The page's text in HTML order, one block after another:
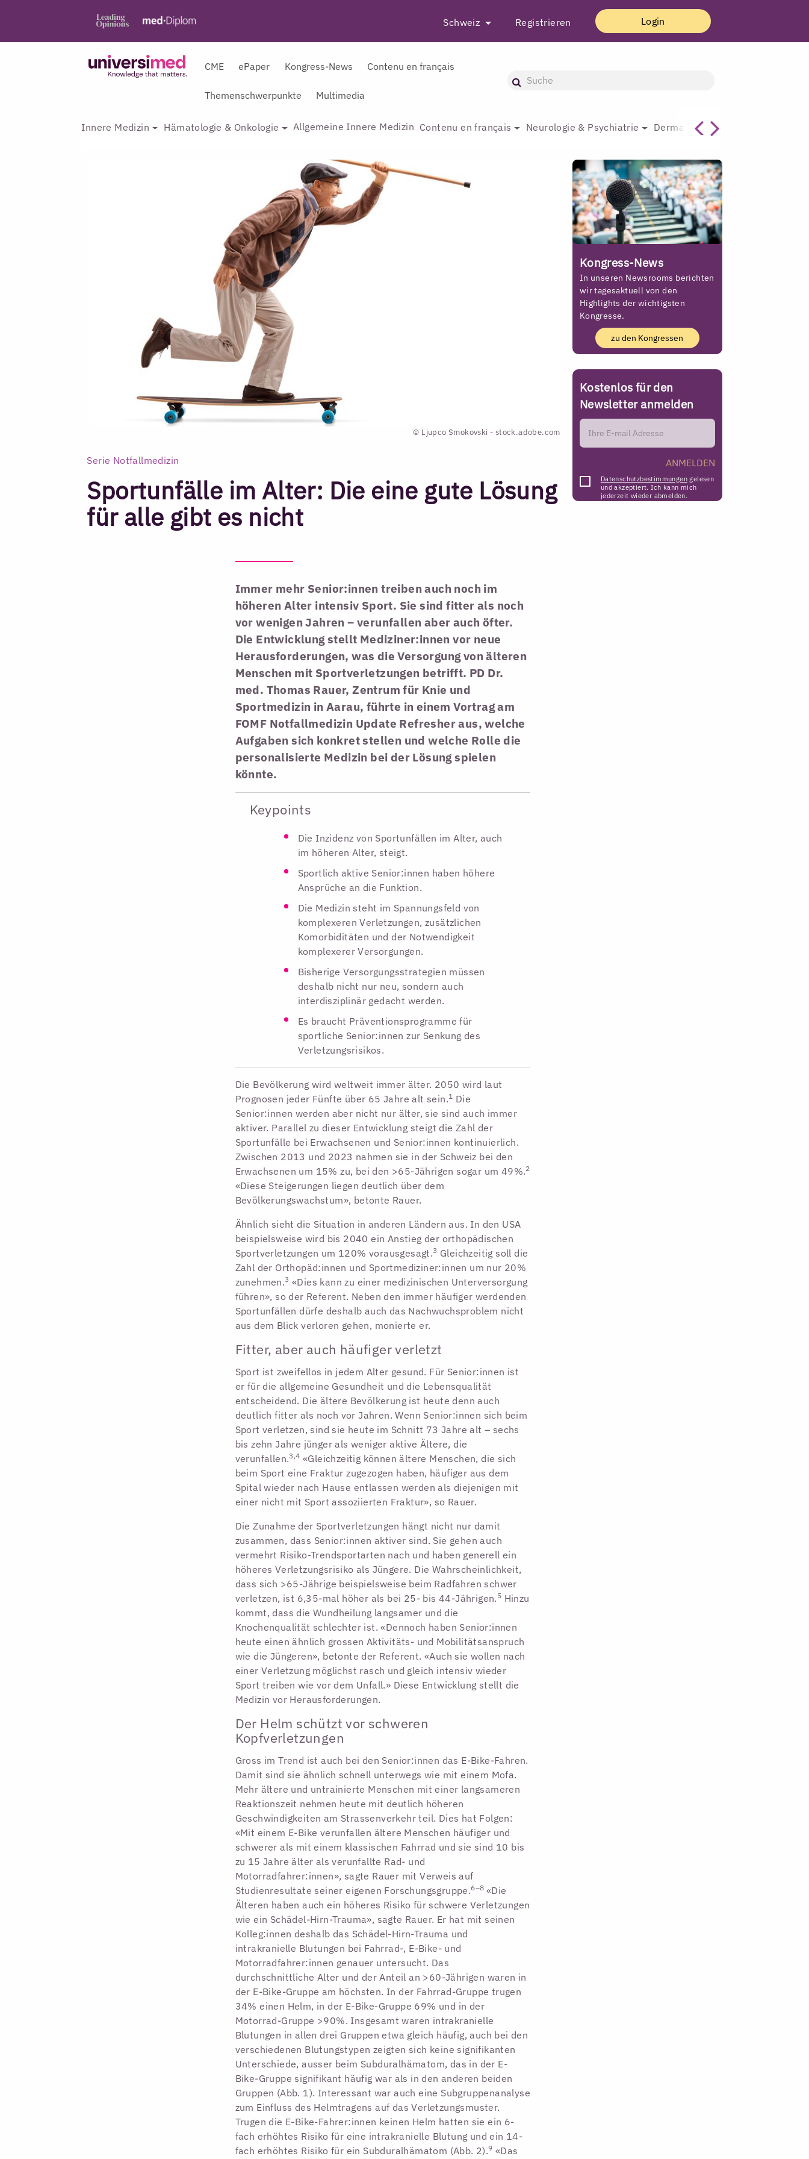
Schweiz Registrieren Login
CME ePaper Kongress-News Contenu en français
Themenschwerpunkte Multimedia
Innere Medizin Hämatologie & Onkologie Allgemeine Innere Medizin Contenu en français Neurologie & Psychiatrie Dermatologie & Plastische
© Ljupco Smokovski - stock.adobe.com
Serie Notfallmedizin
Sportunfälle im Alter: Die eine gute Lösung
für alle gibt es nicht
Immer mehr Senior:innen treiben auch noch im
höheren Alter intensiv Sport. Sie sind fitter als noch
vor wenigen Jahren – verunfallen aber auch öfter.
Die Entwicklung stellt Mediziner:innen vor neue
Herausforderungen, was die Versorgung von älteren
Menschen mit Sportverletzungen betrifft. PD Dr.
med. Thomas Rauer, Zentrum für Knie und
Sportmedizin in Aarau, führte in einem Vortrag am
FOMF Notfallmedizin Update Refresher aus, welche
Aufgaben sich konkret stellen und welche Rolle die
personalisierte Medizin bei der Lösung spielen
könnte.
Keypoints
Die Inzidenz von Sportunfällen im Alter, auch
im höheren Alter, steigt.
Sportlich aktive Senior:innen haben höhere
Ansprüche an die Funktion.
Die Medizin steht im Spannungsfeld von
komplexeren Verletzungen, zusätzlichen
Komorbiditäten und der Notwendigkeit
komplexerer Versorgungen.
Bisherige Versorgungsstrategien müssen
deshalb nicht nur neu, sondern auch
interdisziplinär gedacht werden.
Es braucht Präventionsprogramme für
sportliche Senior:innen zur Senkung des
Verletzungsrisikos.
Die Bevölkerung wird weltweit immer älter. 2050 wird laut
Prognosen jeder Fünfte über 65 Jahre alt sein.1 Die
Senior:innen werden aber nicht nur älter, sie sind auch immer
aktiver. Parallel zu dieser Entwicklung steigt die Zahl der
Sportunfälle bei Erwachsenen und Senior:innen kontinuierlich.
Zwischen 2013 und 2023 nahmen sie in der Schweiz bei den
Erwachsenen um 15% zu, bei den >65-Jährigen sogar um 49%.2
«Diese Steigerungen liegen deutlich über dem
Bevölkerungswachstum», betonte Rauer.
Ähnlich sieht die Situation in anderen Ländern aus. In den USA
beispielsweise wird bis 2040 ein Anstieg der orthopädischen
Sportverletzungen um 120% vorausgesagt.3 Gleichzeitig soll die
Zahl der Orthopäd:innen und Sportmediziner:innen um nur 20%
zunehmen.3 «Dies kann zu einer medizinischen Unterversorgung
führen», so der Referent. Neben den immer häufiger werdenden
Sportunfällen dürfe deshalb auch das Nachwuchsproblem nicht
aus dem Blick verloren gehen, monierte er.
Fitter, aber auch häufiger verletzt
Sport ist zweifellos in jedem Alter gesund. Für Senior:innen ist
er für die allgemeine Gesundheit und die Lebensqualität
entscheidend. Die ältere Bevölkerung ist heute denn auch
deutlich fitter als noch vor Jahren. Wenn Senior:innen sich beim
Sport verletzen, sind sie heute im Schnitt 73 Jahre alt – sechs
bis zehn Jahre jünger als weniger aktive Ältere, die
verunfallen.3,4 «Gleichzeitig können ältere Menschen, die sich
beim Sport eine Fraktur zugezogen haben, häufiger aus dem
Spital wieder nach Hause entlassen werden als diejenigen mit
einer nicht mit Sport assoziierten Fraktur», so Rauer.
Die Zunahme der Sportverletzungen hängt nicht nur damit
zusammen, dass Senior:innen aktiver sind. Sie gehen auch
vermehrt Risiko-Trendsportarten nach und haben generell ein
höheres Verletzungsrisiko als Jüngere. Die Wahrscheinlichkeit,
dass sich >65-Jährige beispielsweise beim Radfahren schwer
verletzen, ist 6,35-mal höher als bei 25- bis 44-Jährigen. 5 Hinzu
kommt, dass die Wundheilung langsamer und die
Knochenqualität schlechter ist. «Dennoch haben Senior:innen
heute einen ähnlich grossen Aktivitäts- und Mobilitätsanspruch
wie die Jüngeren», betonte der Referent. «Auch sie wollen nach
einer Verletzung möglichst rasch und gleich intensiv wieder
Sport treiben wie vor dem Unfall.» Diese Entwicklung stellt die
Medizin vor Herausforderungen.
Der Helm schützt vor schweren
Kopfverletzungen
Gross im Trend ist auch bei den Senior:innen das E-Bike-Fahren.
Damit sind sie ähnlich schnell unterwegs wie mit einem Mofa.
Mehr ältere und untrainierte Menschen mit einer langsameren
Reaktionszeit nehmen heute mit deutlich höheren
Geschwindigkeiten am Strassenverkehr teil. Dies hat Folgen:
«Mit einem E-Bike verunfallen ältere Menschen häufiger und
schwerer als mit einem klassischen Fahrrad und sie sind 10 bis
zu 15 Jahre älter als verunfallte Rad- und
Motorradfahrer:innen», sagte Rauer mit Verweis auf
Studienresultate seiner eigenen Forschungsgruppe.6–8 «Die
Älteren haben auch ein höheres Risiko für schwere Verletzungen
wie ein Schädel-Hirn-Trauma», sagte Rauer. Er hat mit seinen
Kolleg:innen deshalb das Schädel-Hirn-Trauma und
intrakranielle Blutungen bei Fahrrad-, E-Bike- und
Motorradfahrer:innen genauer untersucht. Das
durchschnittliche Alter und der Anteil an >60-Jährigen waren in
der E-Bike-Gruppe am höchsten. In der Fahrrad-Gruppe trugen
34% einen Helm, in der E-Bike-Gruppe 69% und in der
Motorrad-Gruppe >90%. Insgesamt waren intrakranielle
Blutungen in allen drei Gruppen etwa gleich häufig, auch bei den
verschiedenen Blutungstypen zeigten sich keine signifikanten
Unterschiede, ausser beim Subduralhämatom, das in der E-
Bike-Gruppe signifikant häufig war als in den anderen beiden
Gruppen (Abb. 1). Interessant war auch eine Subgruppenanalyse
zum Einfluss des Helmtragens auf das Verletzungsmuster.
Trugen die E-Bike-Fahrer:innen keinen Helm hatten sie ein 6-
fach erhöhtes Risiko für eine intrakranielle Blutung und ein 14-
fach erhöhtes Risiko für ein Subduralhämatom (Abb. 2).9 «Das
Kongress-News
In unseren Newsrooms berichten
wir tagesaktuell von den
Highlights der wichtigsten
Kongresse.
zu den Kongressen
Kostenlos für den
Newsletter anmelden
ANMELDEN
Datenschutzbestimmungen gelesen
und akzeptiert. Ich kann mich
jederzeit wieder abmelden.